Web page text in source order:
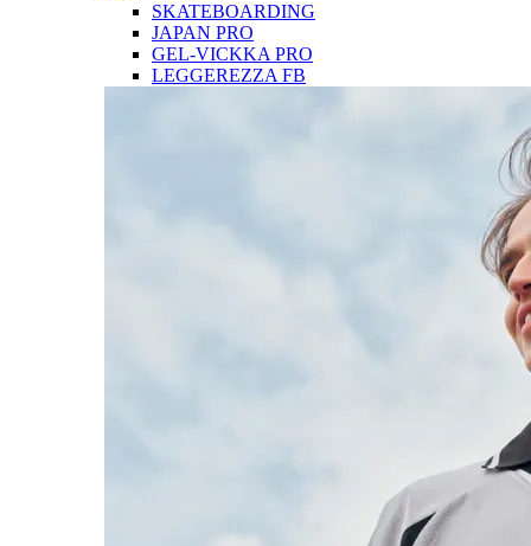
SKATEBOARDING
JAPAN PRO
GEL-VICKKA PRO
LEGGEREZZA FB